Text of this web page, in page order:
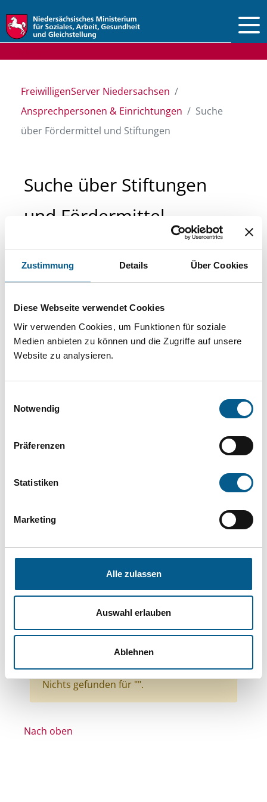
Zustimmung Details Über Cookies
Diese Webseite verwendet Cookies
Wir verwenden Cookies, um Funktionen für soziale
Medien anbieten zu können und die Zugriffe auf unsere
Website zu analysieren.
Notwendig
Präferenzen
Statistiken
Marketing
Alle zulassen
Auswahl erlauben
Ablehnen
FreiwilligenServer Niedersachsen
Ansprechpersonen & Einrichtungen
Suche
über Fördermittel und Stiftungen
Suche über Stiftungen
und Fördermittel
Sie suchen finanzielle Unterstützung für ein
Projekt oder ein Vorhaben? Hier können Sie
Stiftungsdatenbank recherchieren. Bei der
Suche bitte die Groß- und Kleinschreibung
beachten.
können durch die Wahl von Bereichen oder
Suchen
Themen: Wohlfahrtswesen
Themen: Gesundheitswesen
Themen: Natur- & Umweltschutz
Themen: Wohltätige Zwecke
Themen: Seniorinnen, Senioren & Pflege
Themen: Heimatpflege
Alle Filter entfernen
Nichts gefunden für "".
Nach oben